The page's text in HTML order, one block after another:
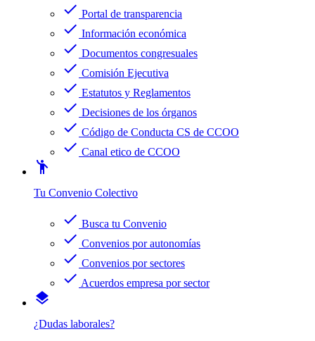
check Portal de transparencia
check Información económica
check Documentos congresuales
check Comisión Ejecutiva
check Estatutos y Reglamentos
check Decisiones de los órganos
check Código de Conducta CS de CCOO
check Canal etico de CCOO
emoji_people
Tu Convenio Colectivo
check Busca tu Convenio
check Convenios por autonomías
check Convenios por sectores
check Acuerdos empresa por sector
layers
¿Dudas laborales?